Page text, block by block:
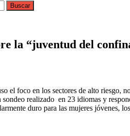
la “juventud del
el foco en los sectores de alto riesgo,
realizado en 23 idiomas y
duro para las mujeres jóvenes,